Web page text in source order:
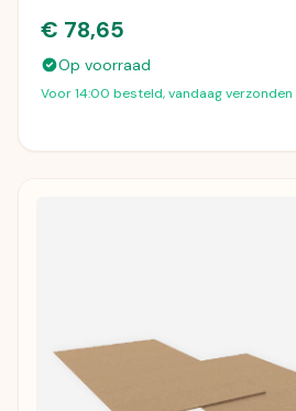
€ 78,65
Op voorraad
Voor 14:00 besteld, vandaag verzonden